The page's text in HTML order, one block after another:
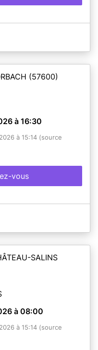
(57600)
à 16:30
à 15:14 (source
vous
SALINS
à 08:00
à 15:14 (source